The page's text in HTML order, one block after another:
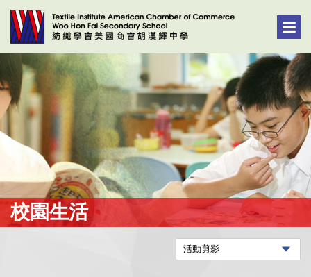
校園生活